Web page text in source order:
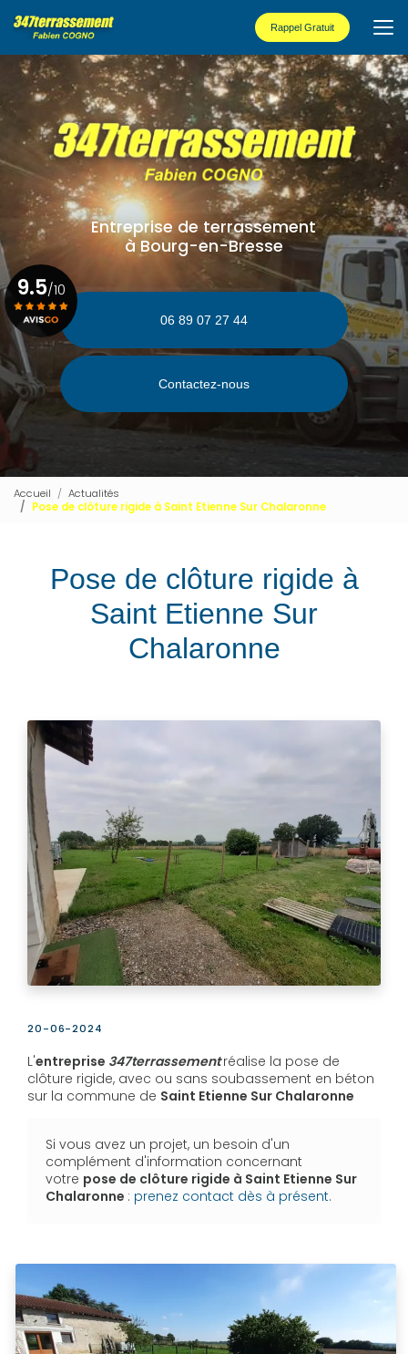
au
contenu
principal
Rappel Gratuit
Entreprise de terrassement
à Bourg-en-Bresse
06 89 07 27 44
Contactez-nous
9.5/10
Voir le certificat
Accueil
Actualités
Pose de clôture rigide à Saint Etienne Sur Chalaronne
Pose de clôture rigide à
Saint Etienne Sur
Chalaronne
20-06-2024
L'entreprise 347terrassementréalise la pose de
clôture rigide, avec ou sans soubassement en béton
sur la commune de Saint Etienne Sur Chalaronne
Si vous avez un projet, un besoin d'un
complément d'information concernant
votre pose de clôture rigide à Saint Etienne Sur
Chalaronne : prenez contact dès à présent.